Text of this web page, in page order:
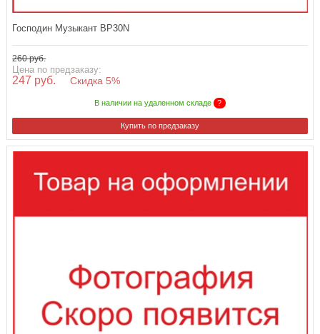
Господин Музыкант BP30N
260 руб.
Цена по предзаказу:
247 руб. Скидка 5%
В наличии на удаленном складе ?
Купить по предзаказу